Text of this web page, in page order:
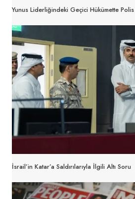
Yunus Liderliğindeki Geçici Hükümette
İsrail’in Katar’a Saldırılarıyla İlgili Altı Soru